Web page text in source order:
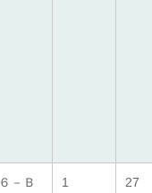
６－Ｂ 1 27